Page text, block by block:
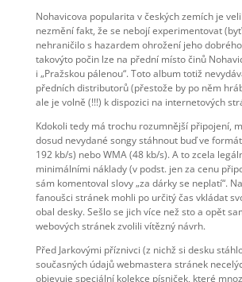
Nohavicova popularita v českých zemích je
nezmění fakt, že se nebojí experimentovat
nehraničilo s hazardem ohrožení jeho
takovýto počin lze na přední místo činů
i „Pražskou pálenou“. Toto album totiž
předních distributorů (přestože by po něm
ale je volně (!!!) k dispozici na internetových
Kdokoli tedy má trochu rozumnější připojení,
dosud nevydané songy stáhnout buď ve
192 kb/s) nebo WMA (48 kb/s). A to zcela
minimálními náklady (v podst. jen za cenu
sám komentoval slovy „za dárky se neplatí“.
fanoušci stránek mohli po určitý čas vkládat
obal desky. Sešlo se jich více než sto a opět
webových stránek zvolili vítězný návrh.
Před Jarkovými příznivci (z nichž si desku
současných údajů webmastera stránek
objevuje speciální kolekce písniček, které